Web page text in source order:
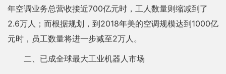
年空调业务总营收接近700亿元时，工人数量则缩减到了
2.6万人；而根据规划，到2018年美的空调规模达到1000亿
元时，员工数量将进一步减至2万人。
二、已成全球最大工业机器人市场